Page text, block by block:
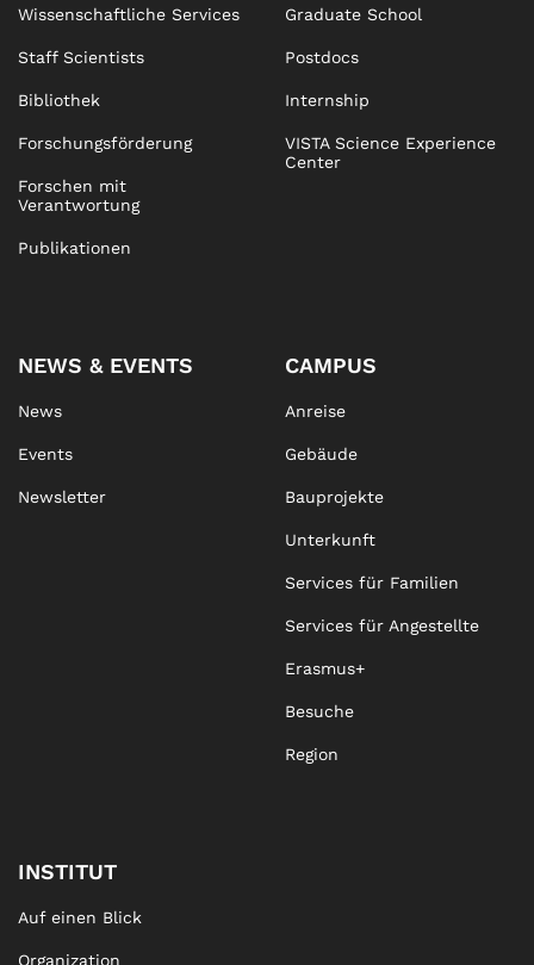
Wissenschaftliche Services
Staff Scientists
Bibliothek
Forschungsförderung
Forschen mit
Verantwortung
Publikationen
Graduate School
Postdocs
Internship
VISTA Science Experience
Center
NEWS & EVENTS
News
Events
Newsletter
CAMPUS
Anreise
Gebäude
Bauprojekte
Unterkunft
Services für Familien
Services für Angestellte
Erasmus+
Besuche
Region
INSTITUT
Auf einen Blick
Organization